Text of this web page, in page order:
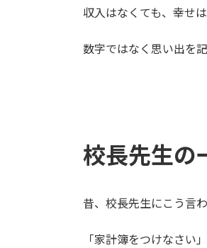
収入はなくても、幸せ
数字ではなく思い出を
校長先生の
昔、校長先生にこう言
「家計簿をつけなさい」